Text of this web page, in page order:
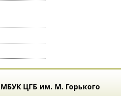
МБУК ЦГБ им. М. Горького